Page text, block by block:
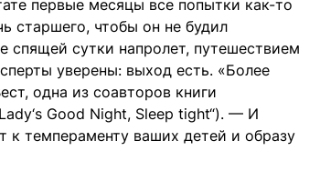
первые месяцы все попытки как-то
старшего, чтобы он не будил
сутки напролет, путешествием
уверены: выход есть. «Более
одна из соавторов книги
Good Night, Sleep tight“). — И
к темпераменту ваших детей и образу